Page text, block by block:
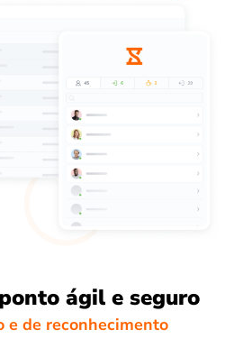
ágil e seguro
e de reconhecimento